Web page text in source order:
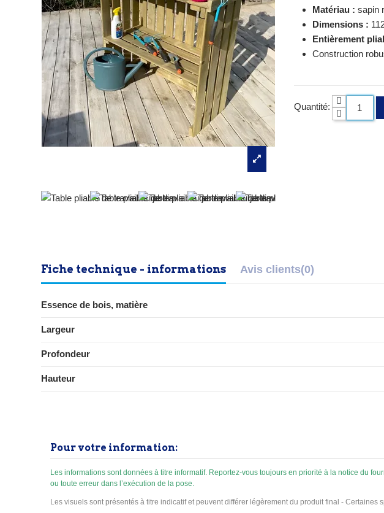
Matériau : sapin
Dimensions :
Entièrement
Construction
Quantité:
Fiche technique - informations Avis clients(0)
Essence de bois, matière
Largeur
Profondeur
Hauteur
Pour votre information:
Les informations sont données à titre informatif. Reportez-vous toujours en priorité à la notice du
ou toute erreur dans l’exécution de la pose.
Les visuels sont présentés à titre indicatif et peuvent différer légèrement du produit final -